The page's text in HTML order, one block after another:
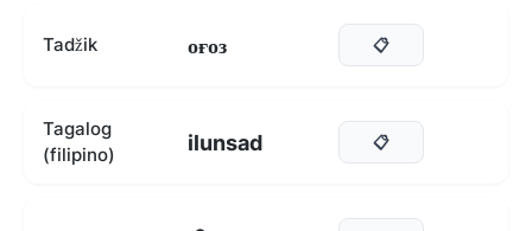
Tadžik оғоз 📋
Tagalog
(filipino)
ilunsad 📋